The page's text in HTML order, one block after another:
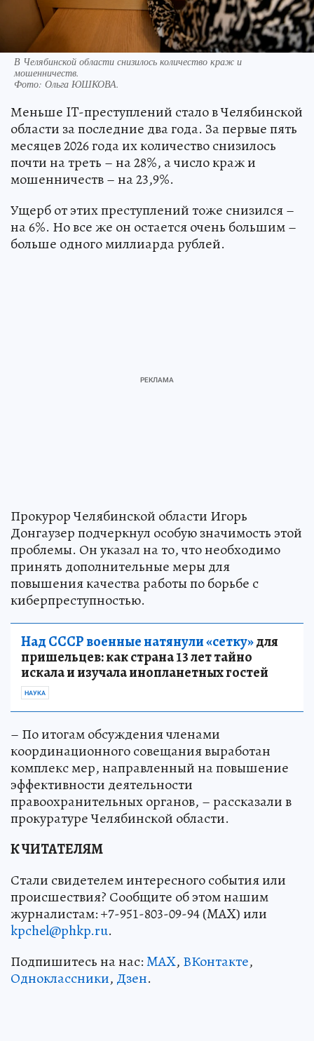
В Челябинской области снизилось количество краж и
мошенничеств.
Фото: Ольга ЮШКОВА.
Меньше IT-преступлений стало в Челябинской
области за последние два года. За первые пять
месяцев 2026 года их количество снизилось
почти на треть – на 28%, а число краж и
мошенничеств – на 23,9%.
Ущерб от этих преступлений тоже снизился –
на 6%. Но все же он остается очень большим –
больше одного миллиарда рублей.
Прокурор Челябинской области Игорь
Донгаузер подчеркнул особую значимость этой
проблемы. Он указал на то, что необходимо
принять дополнительные меры для
повышения качества работы по борьбе с
киберпреступностью.
Над СССР военные натянули «сетку»для
пришельцев: как страна 13 лет тайно
искала и изучала инопланетных гостей
НАУКА
– По итогам обсуждения членами
координационного совещания выработан
комплекс мер, направленный на повышение
эффективности деятельности
правоохранительных органов, – рассказали в
прокуратуре Челябинской области.
К ЧИТАТЕЛЯМ
Стали свидетелем интересного события или
происшествия? Сообщите об этом нашим
журналистам: +7-951-803-09-94 (MAX) или
kpchel@phkp.ru.
Подпишитесь на нас:MAX, ВКонтакте,
Одноклассники, Дзен.